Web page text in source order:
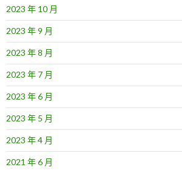
2023 年 10 月
2023 年 9 月
2023 年 8 月
2023 年 7 月
2023 年 6 月
2023 年 5 月
2023 年 4 月
2021 年 6 月